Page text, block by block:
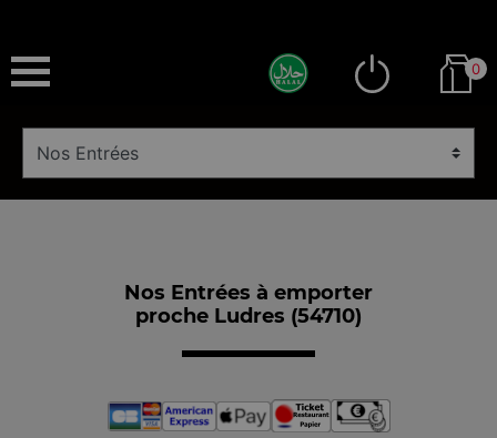
0
Nos Entrées à emporter
proche Ludres (54710)